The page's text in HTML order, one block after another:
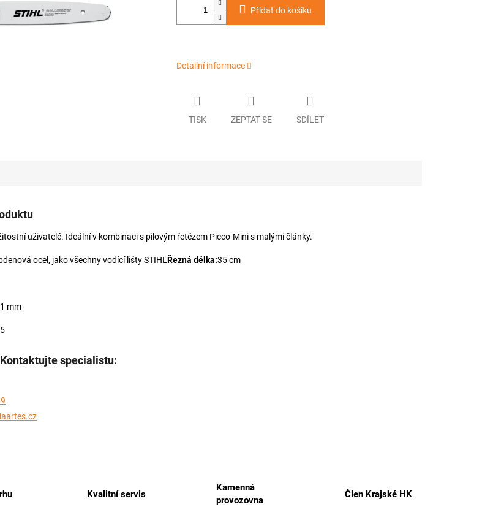
Přidat do košíku
Detailní informace
TISK ZEPTAT SE SDÍLET
Kvalitní servis
Kamenná
provozovna
Člen Krajské HK
uživatelé. Ideální v kombinaci s pilovým řetězem Picco-Mini s malými články.
ocel, jako všechny vodící lišty STIHL Řezná délka:35 cm
mm
specialistu: